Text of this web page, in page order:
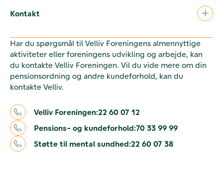
Kontakt
Har du spørgsmål til Velliv Foreningens almennyttige
aktiviteter eller foreningens udvikling og arbejde, kan
du kontakte Velliv Foreningen. Vil du vide mere om din
pensionsordning og andre kundeforhold, kan du
kontakte Velliv.
Velliv Foreningen:22 60 07 12
Pensions- og kundeforhold:70 33 99 99
Støtte til mental sundhed:22 60 07 38